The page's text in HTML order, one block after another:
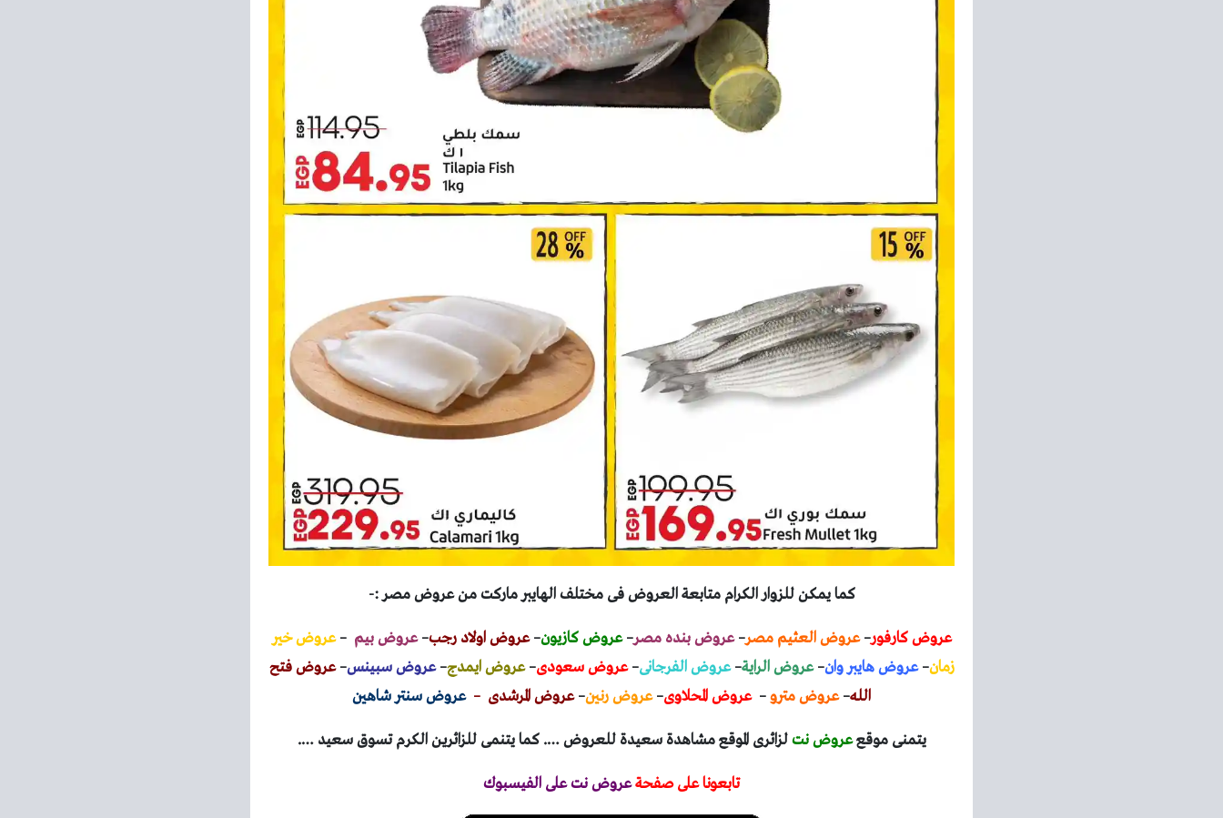
كما يمكن للزوار الكرام متابعة العروض فى مختلف الهايبر ماركت من عروض مصر :-
عروض كارفور–عروض العثيم مصر–عروض بنده مصر–عروض كازيون–عروض اولاد رجب–عروض بيم –عروض خير
زمان–عروض هايبر وان–عروض الراية–عروض الفرجانى–عروض سعودى–عروض ايمدج–عروض سبينس–عروض فتح
الله–عروض مترو–عروض المحلاوى–عروض رنين–عروض المرشدى –عروض سنتر شاهين
يتمنى موقععروض نتلزائرى الموقع مشاهدة سعيدة للعروض …. كما يتنمى للزائرين الكرم تسوق سعيد ….
تابعونا على صفحةعروض نت على الفيسبوك